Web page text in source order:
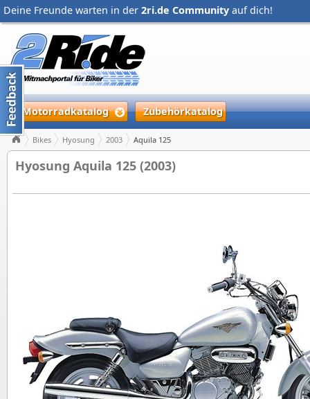
Deine Freunde warten in der 2ri.de Community auf dich!
Motorradkatalog Zubehörkatalog
Bikes Hyosung 2003 Aquila 125
Hyosung Aquila 125 (2003)